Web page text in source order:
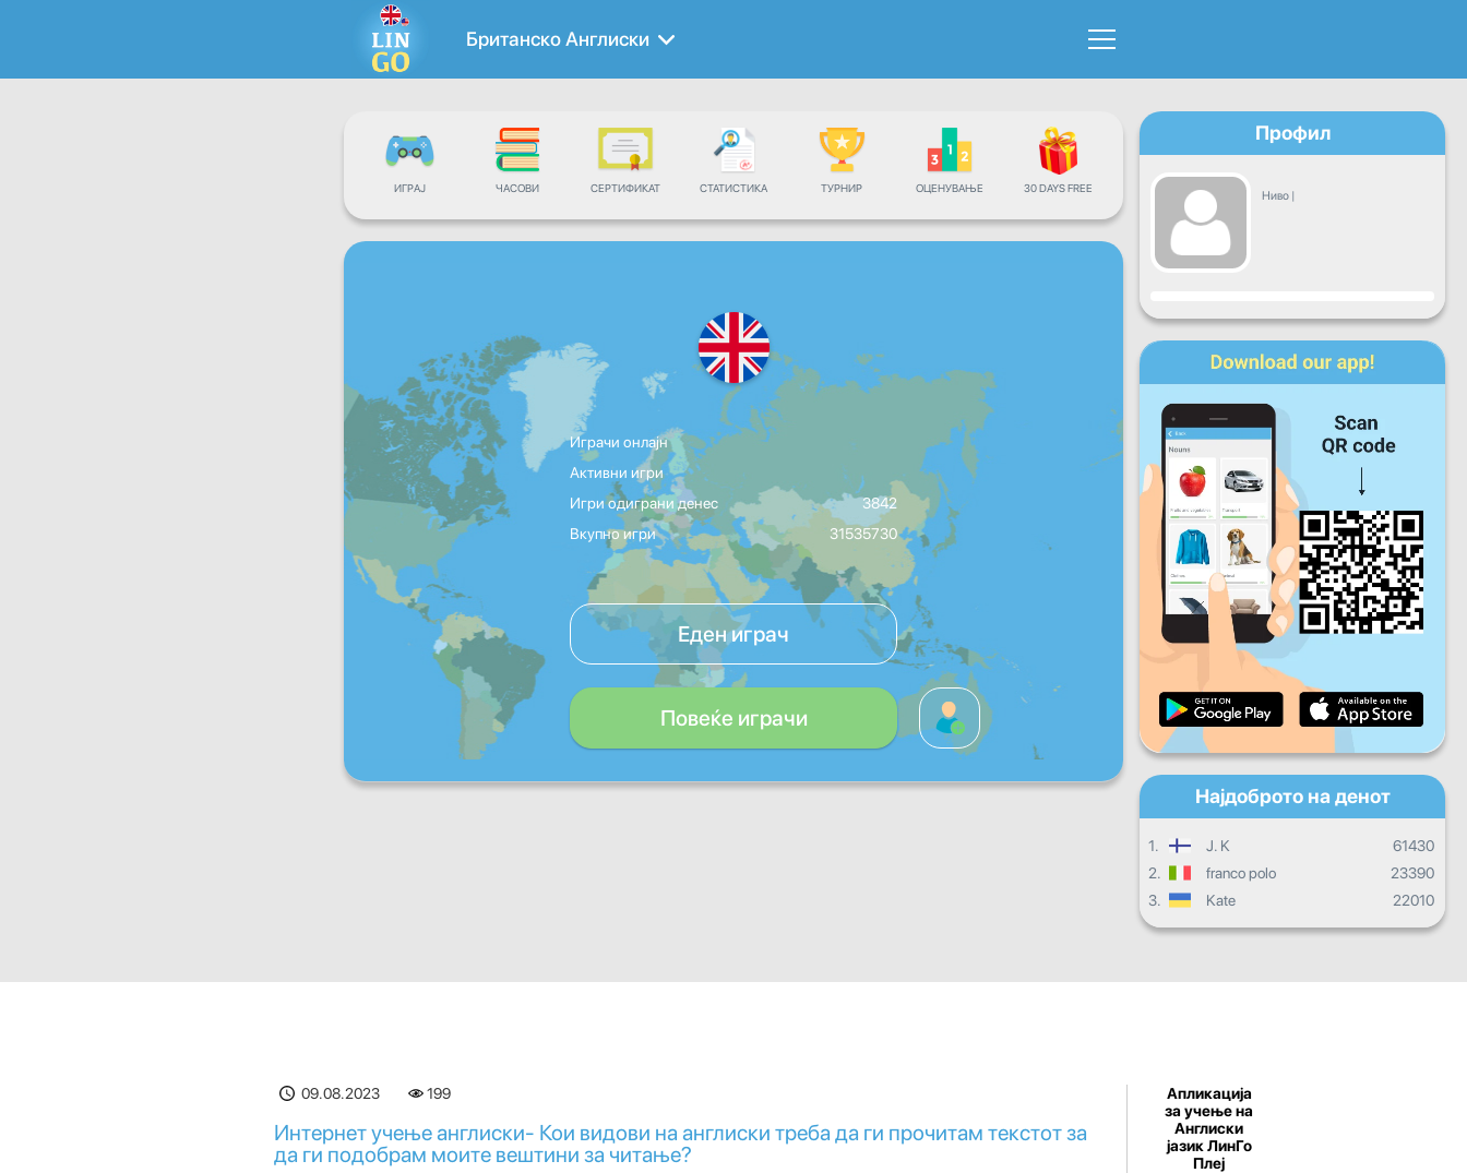
Британско Англиски
ИГРАЈ ЧАСОВИ СЕРТИФИКАТ СТАТИСТИКА ТУРНИР ОЦЕНУВАЊЕ 30 DAYS FREE
Играчи онлајн
Активни игри
Игри одиграни денес
3842
Вкупно игри
31535730
Еден играч
Повеќе играчи
Профил
Ниво |
Напредок
Пон Сре Чет
Саб Нед
Дневен напредок
Месечен напредок
Целокупен напредок
Најдоброто на денот
1. J. K
61430
2.
franco polo
23390
3.
Kate 22010
09.08.2023 199
Интернет учење англиски- Кои видови на англиски треба да ги прочитам текстот за
да ги подобрам моите вештини за читање?
Апликација
за учење на
Англиски
јазик ЛинГо
Плеј